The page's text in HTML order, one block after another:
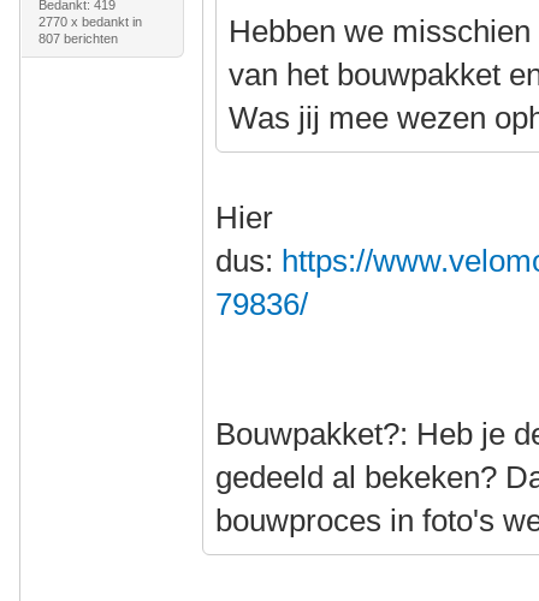
Bedankt: 419
2770 x bedankt in
807 berichten
Hebben we
van het bouwpakket
Was jij mee wezen
Hier
dus: https://
79836/
Bouwpakket?: Heb je
gedeeld al bekeken?
bouwproces in foto's